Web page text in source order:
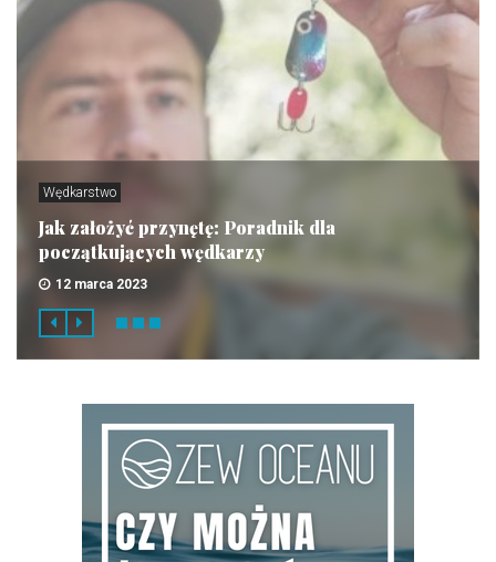
Wędkarstwo
Jak założyć przynętę: Poradnik dla
początkujących wędkarzy
12 marca 2023